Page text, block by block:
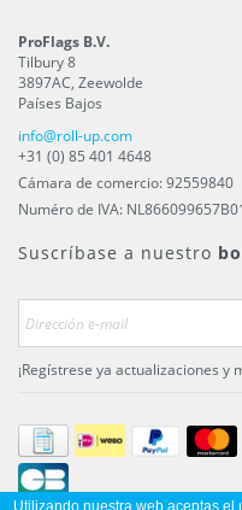
ProFlags B.V.
Tilbury 8
3897AC, Zeewolde
Países Bajos
info@roll-up.com
+31 (0) 85 401 4648
Cámara de comercio: 92559840
Numéro de IVA:
Suscríbase a nuestro
¡Regístrese ya actualizaciones y
Utilizando nuestra web aceptas el